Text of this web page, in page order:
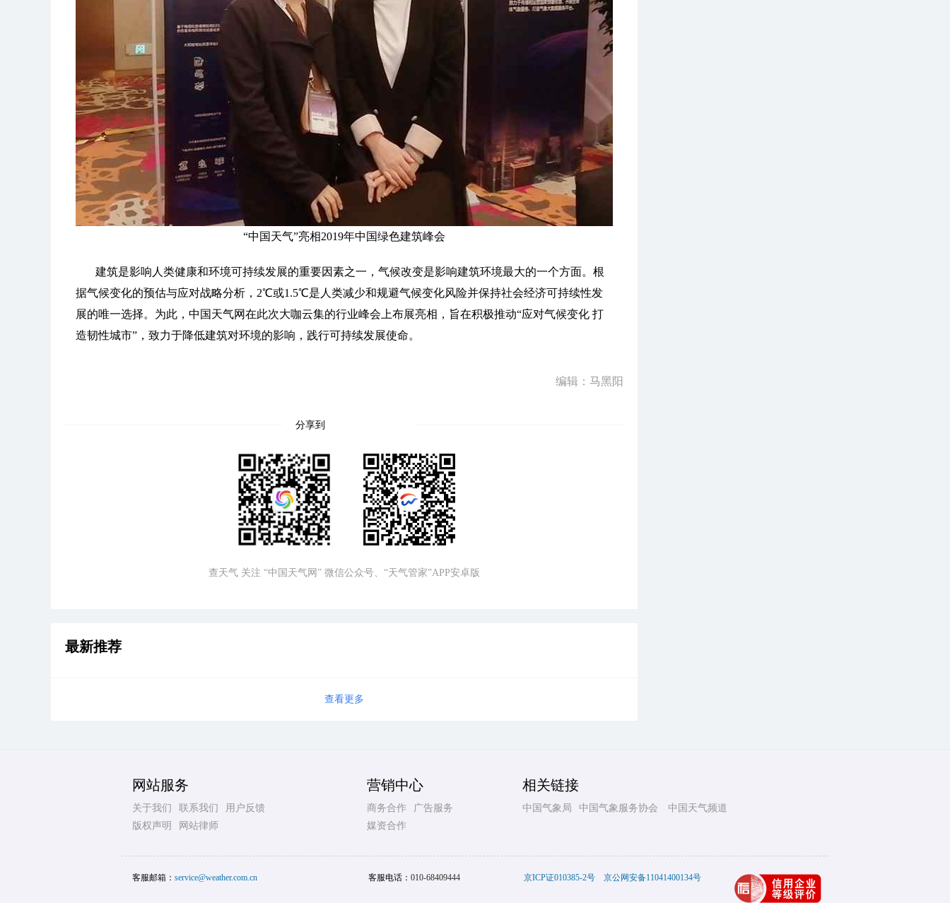
“中国天气”亮相2019年中国绿色建筑峰会
建筑是影响人类健康和环境可持续发展的重要因素之一，气候改变是影响建筑环境最大的一个方面。根
据气候变化的预估与应对战略分析，2℃或1.5℃是人类减少和规避气候变化风险并保持社会经济可持续性发
展的唯一选择。为此，中国天气网在此次大咖云集的行业峰会上布展亮相，旨在积极推动“应对气候变化 打
造韧性城市”，致力于降低建筑对环境的影响，践行可持续发展使命。
编辑：马黑阳
分享到
查天气 关注 “中国天气网” 微信公众号、“天气管家”APP安卓版
最新推荐
查看更多
网站服务
关于我们 联系我们
用户反馈
版权声明
网站律师
营销中心
商务合作
广告服务
媒资合作
相关链接
中国气象局 中国气象服务协会 中国天气频道
客服邮箱： service@weather.com.cn 客服电话： 010-68409444 京ICP证010385-2号 京公网安备11041400134号